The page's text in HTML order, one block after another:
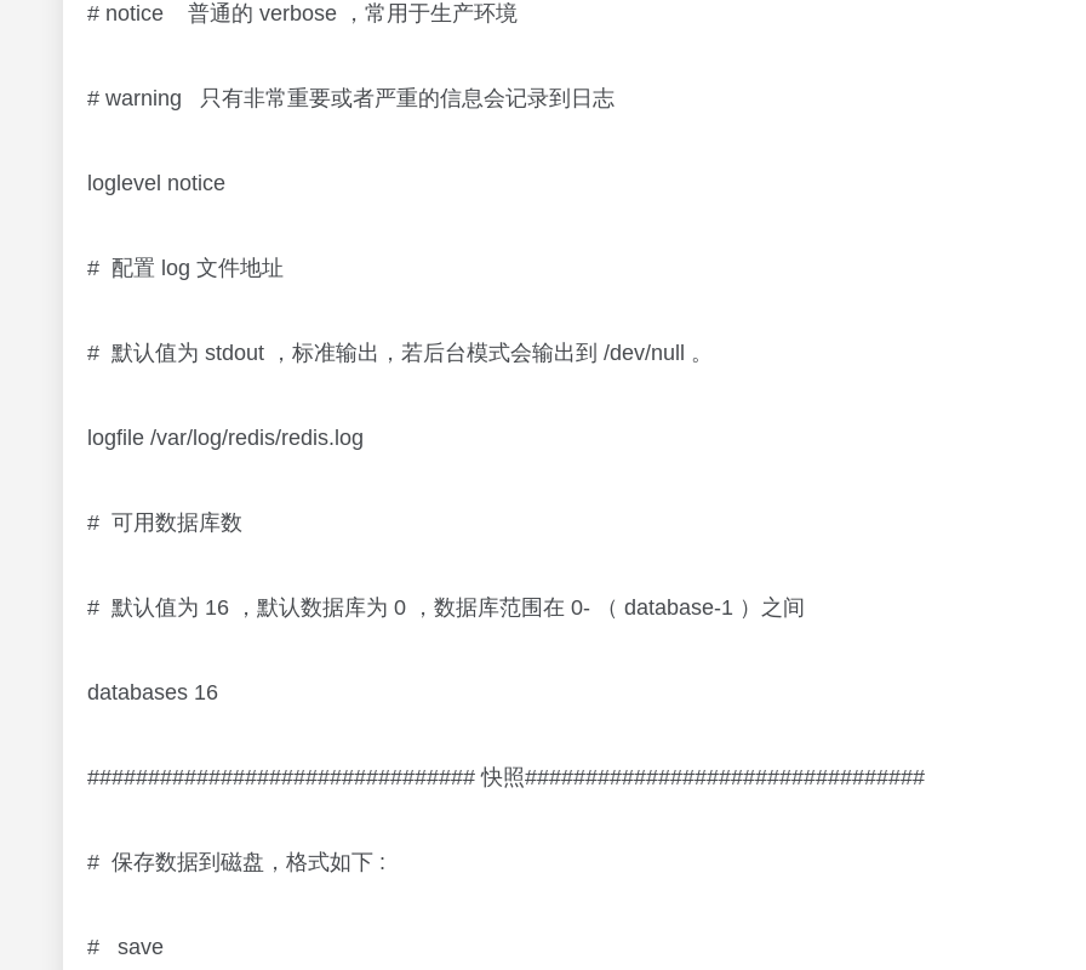
# notice 普通的 verbose ，常用于生产环境
# warning 只有非常重要或者严重的信息会记录到日志
loglevel notice
# 配置 log 文件地址
# 默认值为 stdout ，标准输出，若后台模式会输出到 /dev/null 。
logfile /var/log/redis/redis.log
# 可用数据库数
# 默认值为 16 ，默认数据库为 0 ，数据库范围在 0- （ database-1 ）之间
databases 16
################################ 快照#################################
# 保存数据到磁盘，格式如下 :
# save